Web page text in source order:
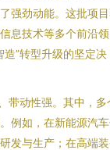
强劲动能。这批项
息技术等多个前沿领
”转型升级的坚定决
带动性强。其中，多
例如，在新能源汽
发与生产；在高端